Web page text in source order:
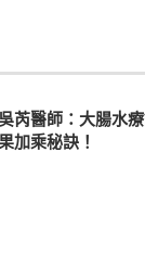
芮醫師：大腸水
果加乘秘訣！